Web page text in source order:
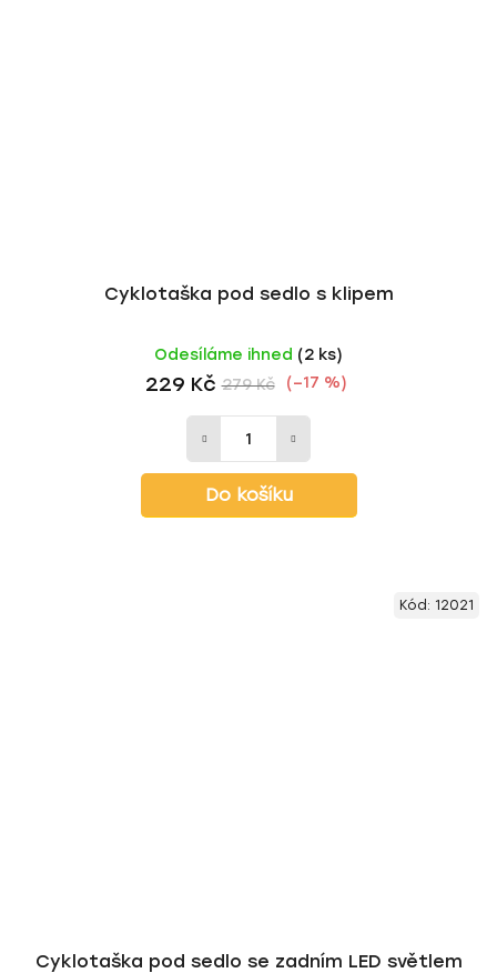
Cyklotaška pod sedlo s klipem
Odesíláme ihned (2 ks)
229 Kč 279 Kč (–17 %)
Do košíku
Cyklotaška pod sedlo se zadním LED světlem
Kód: 12021